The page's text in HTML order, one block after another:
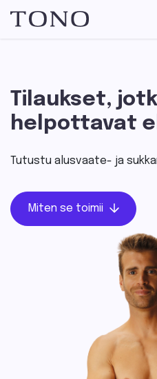
Tilaukset,
helpottavat
Tutustu alusvaate- ja
Miten se toimii